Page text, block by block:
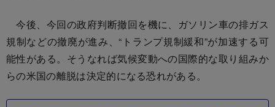
今後、今回の政府判断撤回を機に、ガソリン車の排ガス
規制などの撤廃が進み、“トランプ規制緩和”が加速する可
能性がある。そうなれば気候変動への国際的な取り組みか
らの米国の離脱は決定的になる恐れがある。